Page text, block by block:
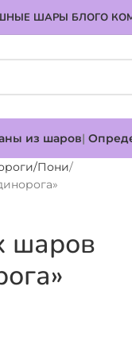
ШАРЫ БЛОГО
из шаров|
Пони
шаров